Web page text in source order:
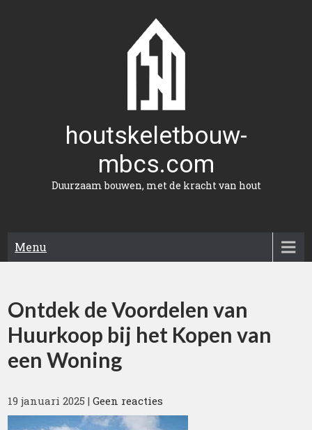
houtskeletbouw-
mbcs.com
Duurzaam bouwen, met de kracht van hout
Menu
Ontdek de Voordelen van
Huurkoop bij het Kopen van
een Woning
19 januari 2025 |Geen reacties